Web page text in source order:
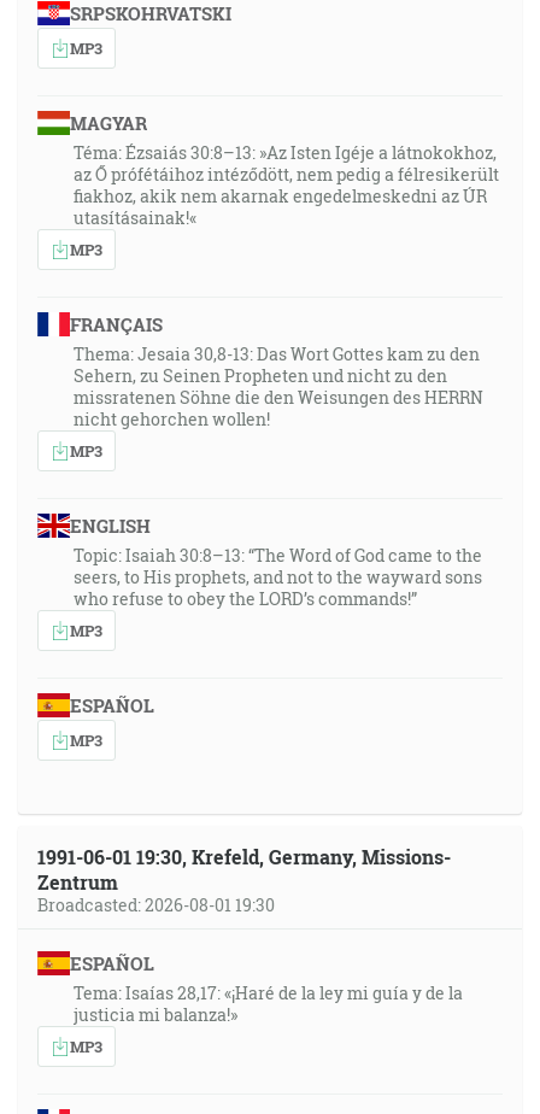
SRPSKOHRVATSKI
MP3
MAGYAR
Téma: Ézsaiás 30:8–13: »Az Isten Igéje a látnokokhoz,
az Ő prófétáihoz intéződött, nem pedig a félresikerült
fiakhoz, akik nem akarnak engedelmeskedni az ÚR
utasításainak!«
MP3
FRANÇAIS
Thema: Jesaia 30,8-13: Das Wort Gottes kam zu den
Sehern, zu Seinen Propheten und nicht zu den
missratenen Söhne die den Weisungen des HERRN
nicht gehorchen wollen!
MP3
ENGLISH
Topic: Isaiah 30:8–13: “The Word of God came to the
seers, to His prophets, and not to the wayward sons
who refuse to obey the LORD’s commands!”
MP3
ESPAÑOL
MP3
1991-06-01 19:30, Krefeld, Germany, Missions-
Zentrum
Broadcasted: 2026-08-01 19:30
ESPAÑOL
Tema: Isaías 28,17: «¡Haré de la ley mi guía y de la
justicia mi balanza!»
MP3